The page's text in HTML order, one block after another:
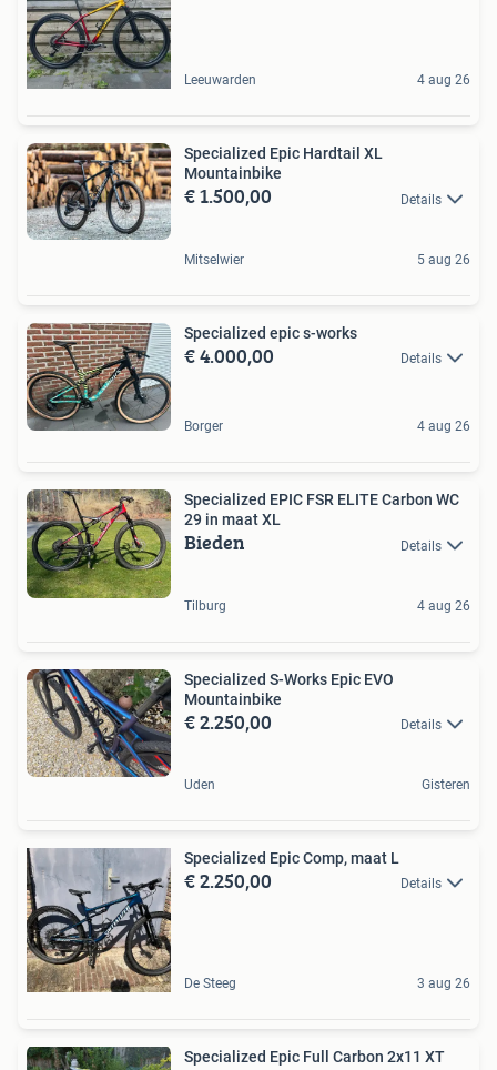
Leeuwarden 4 aug 26
Specialized Epic Hardtail XL
Mountainbike
€ 1.500,00 Details
Mitselwier 5 aug 26
Specialized epic s-works
€ 4.000,00 Details
Borger 4 aug 26
Specialized EPIC FSR ELITE Carbon WC
29 in maat XL
Bieden Details
Tilburg 4 aug 26
Specialized S-Works Epic EVO
Mountainbike
€ 2.250,00 Details
Uden Gisteren
Specialized Epic Comp, maat L
€ 2.250,00 Details
De Steeg 3 aug 26
Specialized Epic Full Carbon 2x11 XT